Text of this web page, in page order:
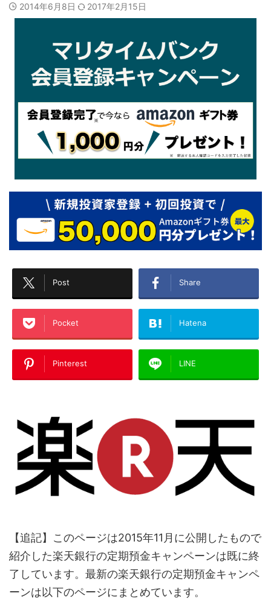
2014年6月8日 2017年2月15日
Post Share
Pocket Hatena
Pinterest LINE
【追記】このページは2015年11月に公開したもので
紹介した楽天銀行の定期預金キャンペーンは既に終
了しています。最新の楽天銀行の定期預金キャンペ
ーンは以下のページにまとめています。